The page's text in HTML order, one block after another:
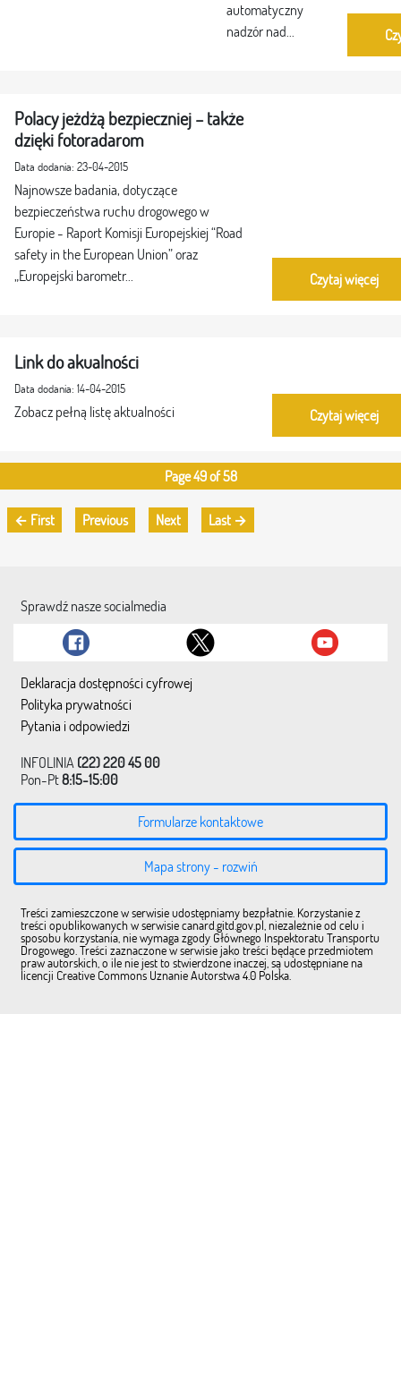
automatyczny
nadzór nad...
Polacy jeżdżą bezpieczniej – także
dzięki fotoradarom
Data dodania: 23-04-2015
Najnowsze badania, dotyczące
bezpieczeństwa ruchu drogowego w
Europie - Raport Komisji Europejskiej “Road
safety in the European Union” oraz
„Europejski barometr...
Czytaj więcej
Link do akualności
Data dodania: 14-04-2015
Zobacz pełną listę aktualności Czytaj więcej
Page 49 of 58
← First Previous Next Last →
Sprawdź nasze socialmedia
Deklaracja dostępności cyfrowej
Polityka prywatności
Pytania i odpowiedzi
INFOLINIA (22) 220 45 00
Pon-Pt8:15-15:00
Formularze kontaktowe
Mapa strony - rozwiń
Treści zamieszczone w serwisie udostępniamy bezpłatnie. Korzystanie z
treści opublikowanych w serwisie canard.gitd.gov.pl, niezależnie od celu i
sposobu korzystania, nie wymaga zgody Głównego Inspektoratu Transportu
Drogowego. Treści zaznaczone w serwisie jako treści będące przedmiotem
praw autorskich, o ile nie jest to stwierdzone inaczej, są udostępniane na
licencji Creative Commons Uznanie Autorstwa 4.0 Polska.